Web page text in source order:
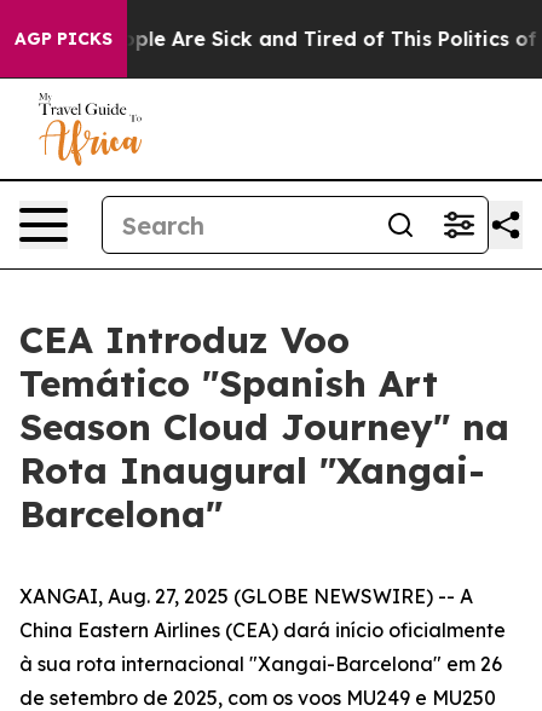
AGP PICKS
“People Are Sick and Tired of This Politics of
CEA Introduz Voo
Temático "Spanish Art
Season Cloud Journey" na
Rota Inaugural "Xangai-
Barcelona"
XANGAI, Aug. 27, 2025 (GLOBE NEWSWIRE) -- A
China Eastern Airlines (CEA) dará início oficialmente
à sua rota internacional "Xangai-Barcelona" em 26
de setembro de 2025, com os voos MU249 e MU250